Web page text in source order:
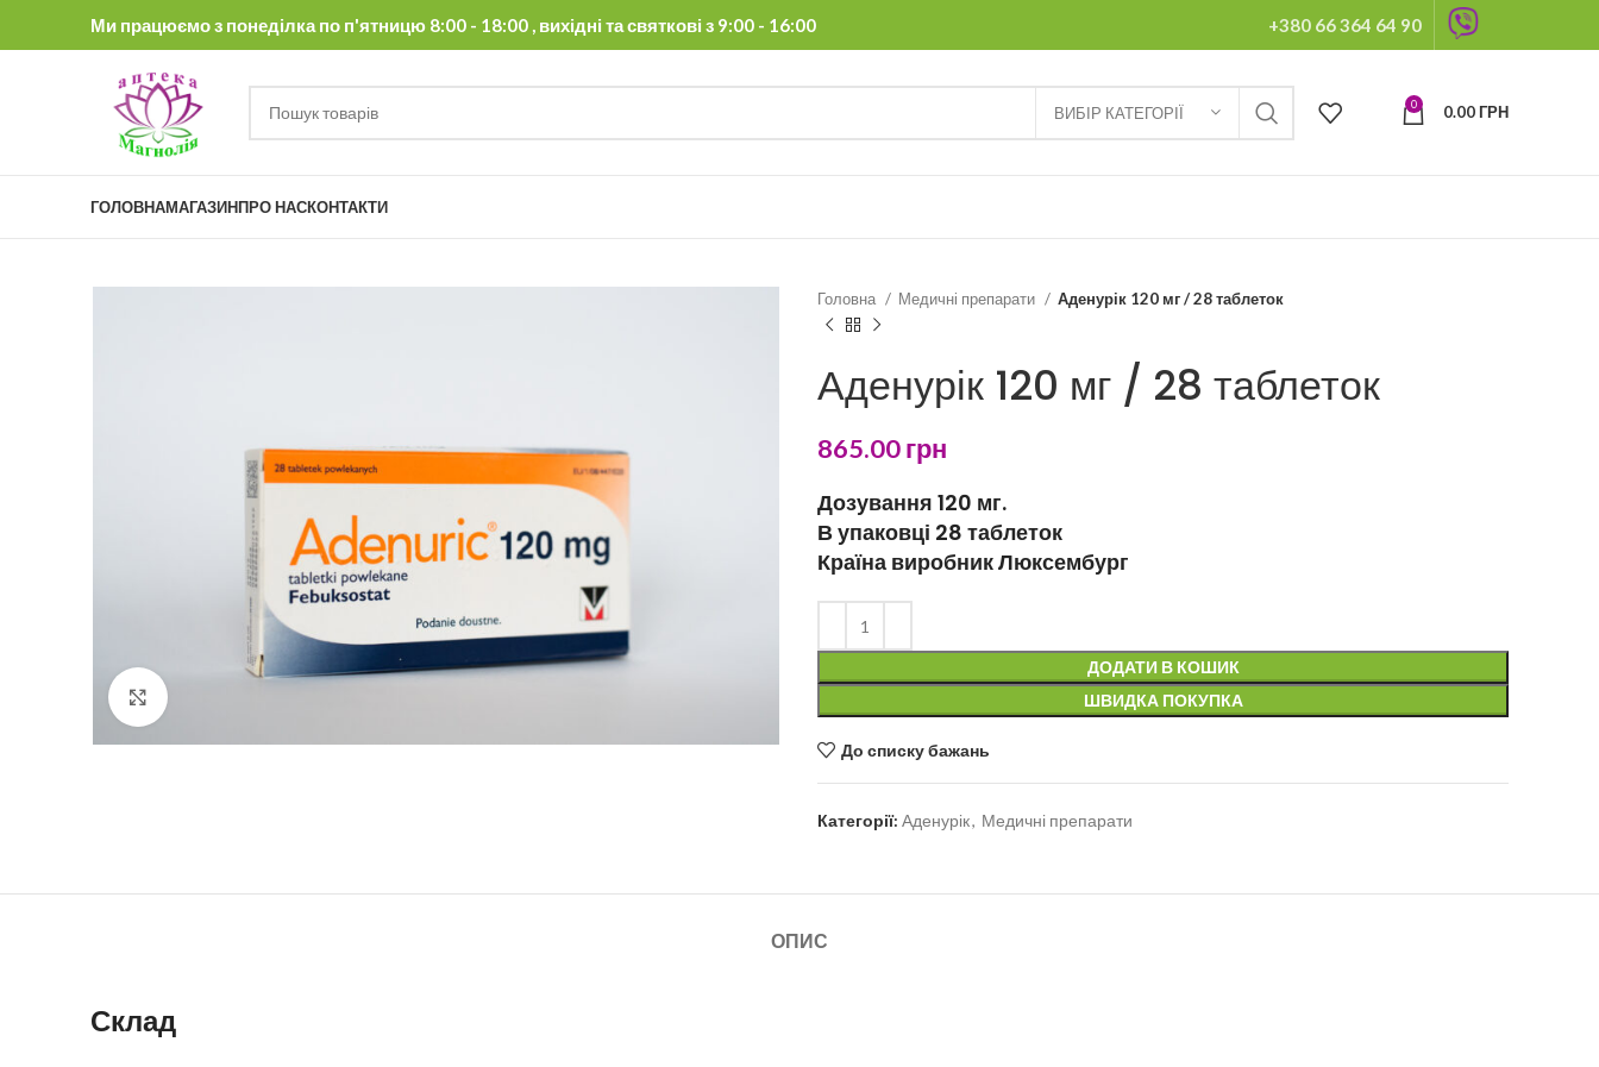
Ми працюємо з понеділка по п'ятницю 8:00 - 18:00 , вихідні та святкові з 9:00 - 16:00 +380 66 364 64 90
ВИБІР КАТЕГОРІЇ 0 0.00ГРН
ГОЛОВНАМАГАЗИНПРО НАСКОНТАКТИ
Головна Медичні препарати Аденурік 120 мг / 28 таблеток
Аденурік 120 мг / 28 таблеток
865.00грн
Дозування 120 мг.
В упаковці 28 таблеток
Країна виробник Люксембург
ДОДАТИ В КОШИК
ШВИДКА ПОКУПКА
До списку бажань
Категорії: Аденурік, Медичні препарати
ОПИС
Склад